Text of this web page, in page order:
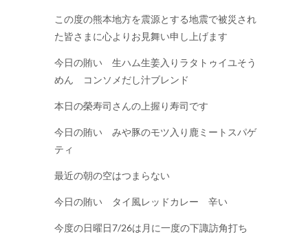
この度の熊本地方を震源とする地震で被災され
た皆さまに心よりお見舞い申し上げます
今日の賄い 生ハム生姜入りラタトゥイユそう
めん コンソメだし汁ブレンド
本日の榮寿司さんの上握り寿司です
今日の賄い みや豚のモツ入り鹿ミートスパゲ
ティ
最近の朝の空はつまらない
今日の賄い タイ風レッドカレー 辛い
今度の日曜日7/26は月に一度の下諏訪角打ち